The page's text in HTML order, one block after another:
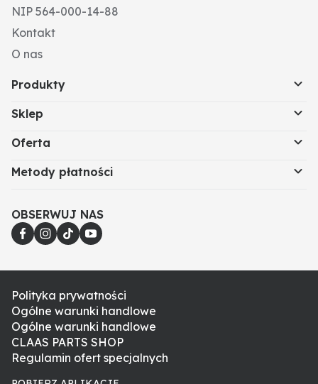
NIP 564-000-14-88
Kontakt
O nas
Produkty
Sklep
Oferta
Metody płatności
OBSERWUJ NAS
Polityka prywatności
Ogólne warunki handlowe
Ogólne warunki handlowe
CLAAS PARTS SHOP
Regulamin ofert specjalnych